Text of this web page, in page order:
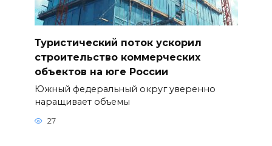
Туристический поток ускорил
строительство коммерческих
объектов на юге России
Южный федеральный округ уверенно
наращивает объемы
27